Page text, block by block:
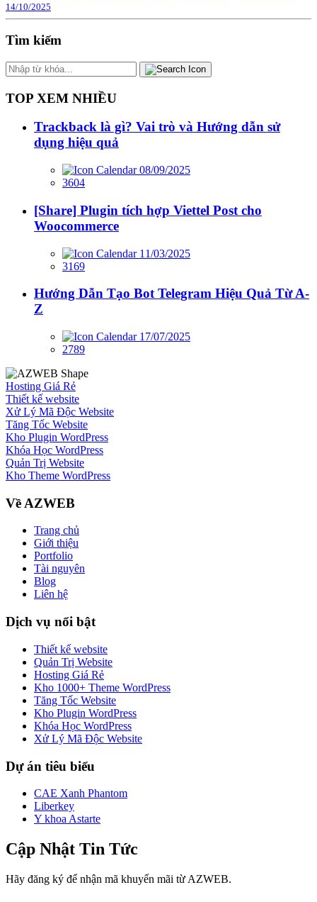
14/10/2025
Tìm kiếm
TOP XEM NHIỀU
Trackback là gì? Vai trò và Hướng dẫn sử
dụng hiệu quả
08/09/2025
3604
[Share] Plugin tích hợp Viettel Post cho
Woocommerce
11/03/2025
3169
Hướng Dẫn Tạo Bot Telegram Hiệu Quả Từ A-
Z
17/07/2025
2789
Hosting Giá Rẻ
Thiết kế website
Xử Lý Mã Độc Website
Tăng Tốc Website
Kho Plugin WordPress
Khóa Học WordPress
Quản Trị Website
Kho Theme WordPress
Về AZWEB
Trang chủ
Giới thiệu
Portfolio
Tài nguyên
Blog
Liên hệ
Dịch vụ nổi bật
Thiết kế website
Quản Trị Website
Hosting Giá Rẻ
Kho 1000+ Theme WordPress
Tăng Tốc Website
Kho Plugin WordPress
Khóa Học WordPress
Xử Lý Mã Độc Website
Dự án tiêu biểu
CAE Xanh Phantom
Liberkey
Y khoa Astarte
Cập Nhật Tin Tức
Hãy đăng ký để nhận mã khuyến mãi từ AZWEB.